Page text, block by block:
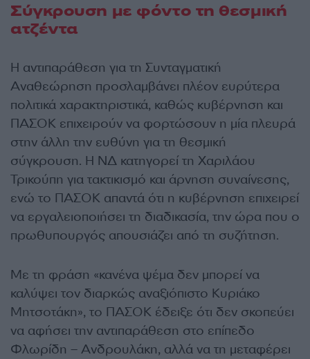
Σύγκρουση με φόντο τη θεσμική
ατζέντα
Η αντιπαράθεση για τη Συνταγματική
Αναθεώρηση προσλαμβάνει πλέον ευρύτερα
πολιτικά χαρακτηριστικά, καθώς κυβέρνηση και
ΠΑΣΟΚ επιχειρούν να φορτώσουν η μία πλευρά
στην άλλη την ευθύνη για τη θεσμική
σύγκρουση. Η ΝΔ κατηγορεί τη Χαριλάου
Τρικούπη για τακτικισμό και άρνηση συναίνεσης,
ενώ το ΠΑΣΟΚ απαντά ότι η κυβέρνηση επιχειρεί
να εργαλειοποιήσει τη διαδικασία, την ώρα που ο
πρωθυπουργός απουσιάζει από τη συζήτηση.
Με τη φράση «κανένα ψέμα δεν μπορεί να
καλύψει τον διαρκώς αναξιόπιστο Κυριάκο
Μητσοτάκη», το ΠΑΣΟΚ έδειξε ότι δεν σκοπεύει
να αφήσει την αντιπαράθεση στο επίπεδο
Φλωρίδη – Ανδρουλάκη, αλλά να τη μεταφέρει